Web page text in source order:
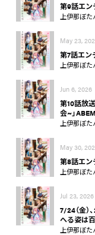
第9話エン
上伊那ぼ
May 23,
第7話エン
上伊那ぼ
Jun 6, 2026
第10話放
会~」
上伊那ぼ
May 30,
第8話エン
上伊那ぼ
Jul 23, 2026
7/24（金）
へる姿は
上伊那ぼ